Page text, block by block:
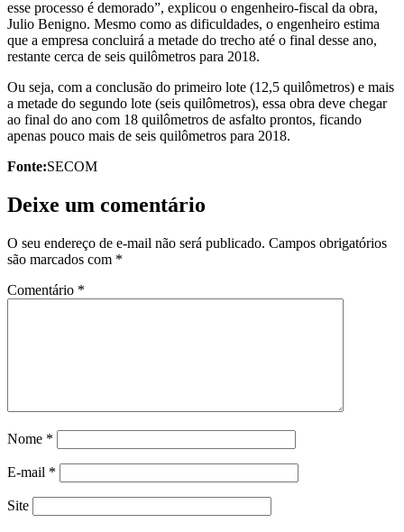
esse processo é demorado”, explicou o engenheiro-fiscal da obra,
Julio Benigno. Mesmo como as dificuldades, o engenheiro estima
que a empresa concluirá a metade do trecho até o final desse ano,
restante cerca de seis quilômetros para 2018.
Ou seja, com a conclusão do primeiro lote (12,5 quilômetros) e mais
a metade do segundo lote (seis quilômetros), essa obra deve chegar
ao final do ano com 18 quilômetros de asfalto prontos, ficando
apenas pouco mais de seis quilômetros para 2018.
Fonte:SECOM
Deixe um comentário
O seu endereço de e-mail não será publicado. Campos obrigatórios
são marcados com *
Comentário *
Nome *
E-mail *
Site